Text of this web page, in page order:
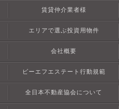
賃貸仲介業者様
エリアで選ぶ投資用物件
会社概要
ビーエフエステート行動規範
全日本不動産協会について